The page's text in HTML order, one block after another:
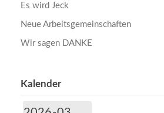
Es wird Jeck
Neue Arbeitsgemeinschaften
Wir sagen DANKE
Kalender